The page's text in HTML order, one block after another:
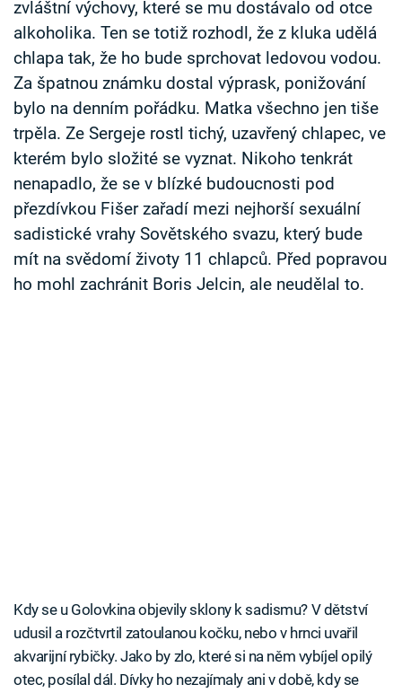
zvláštní výchovy, které se mu dostávalo od otce
alkoholika. Ten se totiž rozhodl, že z kluka udělá
chlapa tak, že ho bude sprchovat ledovou vodou.
Za špatnou známku dostal výprask, ponižování
bylo na denním pořádku. Matka všechno jen tiše
trpěla. Ze Sergeje rostl tichý, uzavřený chlapec, ve
kterém bylo složité se vyznat. Nikoho tenkrát
nenapadlo, že se v blízké budoucnosti pod
přezdívkou Fišer zařadí mezi nejhorší sexuální
sadistické vrahy Sovětského svazu, který bude
mít na svědomí životy 11 chlapců. Před popravou
ho mohl zachránit Boris Jelcin, ale neudělal to.
Kdy se u Golovkina objevily sklony k sadismu? V dětství
udusil a rozčtvrtil zatoulanou kočku, nebo v hrnci uvařil
akvarijní rybičky. Jako by zlo, které si na něm vybíjel opilý
otec, posílal dál. Dívky ho nezajímaly ani v době, kdy se